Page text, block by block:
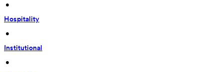
•
Hospitality
•
Institutional
•